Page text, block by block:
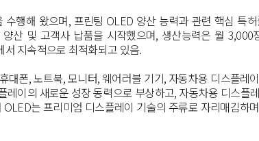
수행해 왔으며, 프린팅 OLED 양산 능력과 관련 핵심 특
양산 및 고객사 납품을 시작했으며,생산능력은 월 3,000
서 지속적으로 최적화되고 있음.
휴대폰,노트북,모니터,웨어러블 기기, 자동차용 디스플레
레이의 새로운 성장 동력으로 부상하고, 자동차용 디스플
OLED는 프리미엄 디스플레이 기술의 주류로 자리매김하